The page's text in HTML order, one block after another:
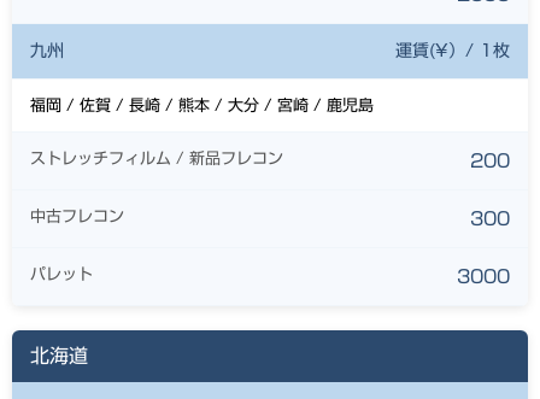
九州 運賃(¥）/ 1枚
福岡 / 佐賀 / 長崎 / 熊本 / 大分 / 宮崎 / 鹿児島
ストレッチフィルム / 新品フレコン 200
中古フレコン 300
パレット 3000
北海道